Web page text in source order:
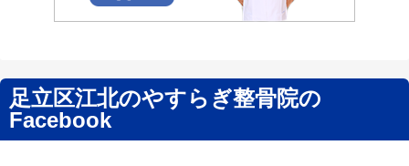
足立区江北のやすらぎ整骨院の
Facebook